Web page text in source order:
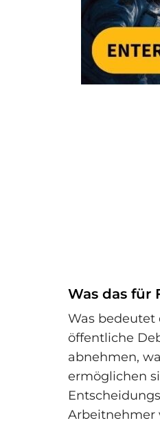
Was das
Was
öffentliche
abnehmen,
ermöglichen
Arbeitnehmer